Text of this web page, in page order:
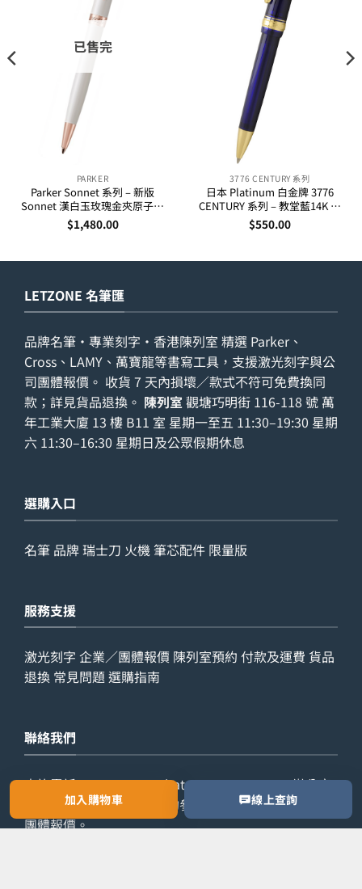
加入購物車
已售完
PARKER
Parker Sonnet 系列 – 新版
Sonnet 漢白玉玫瑰金夾原子筆
(1931555)
$1,480.00
3776 CENTURY 系列
日本 Platinum 白金牌 3776
CENTURY 系列 – 教堂藍14K 金
夾原子筆
$550.00
LETZONE 名筆匯
品牌名筆・專業刻字・香港陳列室 精選 Parker、
Cross、LAMY、萬寶龍等書寫工具，支援激光刻字與公
司團體報價。 收貨 7 天內損壞／款式不符可免費換同
款；詳見貨品退換 。 陳列室 觀塘巧明街 116-118 號 萬
年工業大廈 13 樓 B11 室 星期一至五 11:30–19:30 星期
六 11:30–16:30 星期日及公眾假期休息
選購入口
名筆 品牌瑞士刀 火機 筆芯配件 限量版
服務支援
激光刻字 企業／團體報價 陳列室預約 付款及運費 貨品
退換 常見問題 選購指南
聯絡我們
查詢電話：9029 7975WhatsApp：6538 6541辦公室
2861 8762 歡迎預約參觀陳列室，或索取公司／
團體報價。
線上查詢